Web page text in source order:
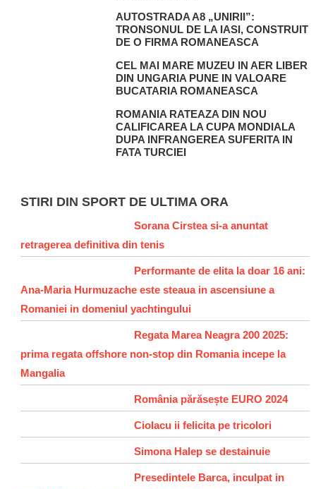
AUTOSTRADA A8 „UNIRII”:
TRONSONUL DE LA IASI, CONSTRUIT
DE O FIRMA ROMANEASCA
CEL MAI MARE MUZEU IN AER LIBER
DIN UNGARIA PUNE IN VALOARE
BUCATARIA ROMANEASCA
ROMANIA RATEAZA DIN NOU
CALIFICAREA LA CUPA MONDIALA
DUPA INFRANGEREA SUFERITA IN
FATA TURCIEI
STIRI DIN SPORT DE ULTIMA ORA
Sorana Cirstea si-a anuntat
retragerea definitiva din tenis
Performante de elita la doar 16 ani:
Ana-Maria Hurmuzache este steaua in ascensiune a
Romaniei in domeniul yachtingului
Regata Marea Neagra 200 2025:
prima regata offshore non-stop din Romania incepe la
Mangalia
România părăsește EURO 2024
Ciolacu ii felicita pe tricolori
Simona Halep se destainuie
Presedintele Barca, inculpat in